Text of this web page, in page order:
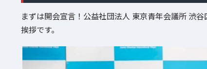
まずは開会宣言！公益社団法人 東京青年会議所 渋
挨拶です。